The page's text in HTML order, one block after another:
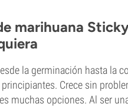
marihuana
la germinación hasta la
Crece sin
muchas opciones. Al ser